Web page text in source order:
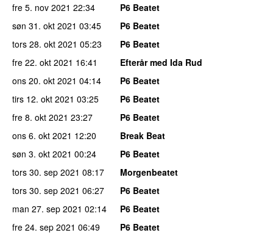
fre 5. nov 2021 22:34
P6 Beatet
søn 31. okt 2021 03:45
P6 Beatet
tors 28. okt 2021 05:23
P6 Beatet
fre 22. okt 2021 16:41
Efterår med Ida Rud
ons 20. okt 2021 04:14
P6 Beatet
tirs 12. okt 2021 03:25
P6 Beatet
fre 8. okt 2021 23:27
P6 Beatet
ons 6. okt 2021 12:20
Break Beat
søn 3. okt 2021 00:24
P6 Beatet
tors 30. sep 2021 08:17
Morgenbeatet
tors 30. sep 2021 06:27
P6 Beatet
man 27. sep 2021 02:14
P6 Beatet
fre 24. sep 2021 06:49
P6 Beatet